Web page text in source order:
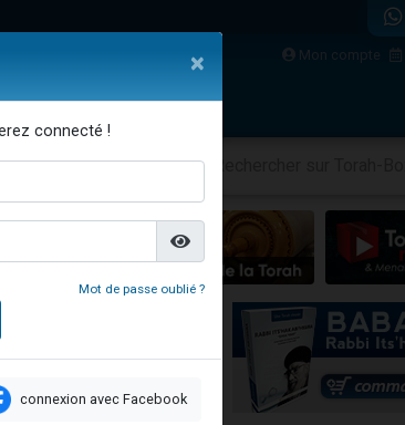
et le Birkat Hamazone à travers le temps
de Yohan
risquent de perdre leur maman
enfants, victime de violences...
Mon compte
Musique Paracha Divertissements
×
connecté !
Mot de passe oublié ?
connexion avec Facebook